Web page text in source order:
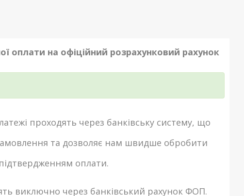
оплати на офіційний розрахунковий рахунок
проходять через банківську систему, що
та дозволяє нам швидше обробити
оплати.
виключно через банківський рахунок ФОП.